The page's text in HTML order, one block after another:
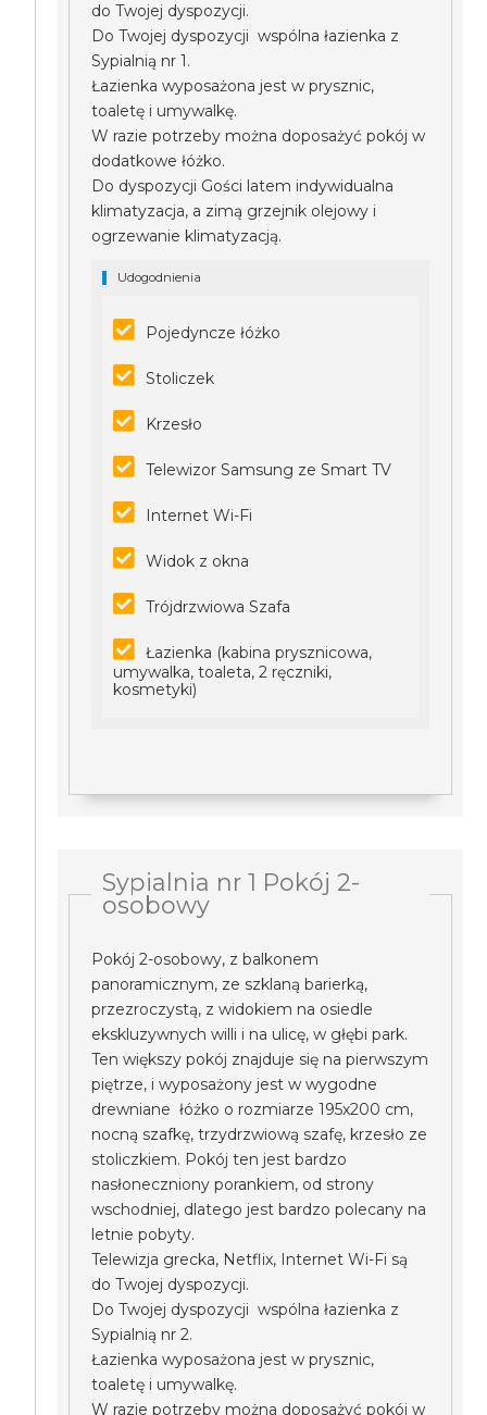
do Twojej dyspozycji.
Do Twojej dyspozycji wspólna łazienka z
Sypialnią nr 1.
Łazienka wyposażona jest w prysznic,
toaletę i umywalkę.
W razie potrzeby można doposażyć pokój w
dodatkowe łóżko.
Do dyspozycji Gości latem indywidualna
klimatyzacja, a zimą grzejnik olejowy i
ogrzewanie klimatyzacją.
Udogodnienia
Pojedyncze łóżko
Stoliczek
Krzesło
Telewizor Samsung ze Smart TV
Internet Wi-Fi
Widok z okna
Trójdrzwiowa Szafa
Łazienka (kabina prysznicowa,
umywalka, toaleta, 2 ręczniki,
kosmetyki)
Sypialnia nr 1 Pokój 2-
osobowy
Pokój 2-osobowy, z balkonem
panoramicznym, ze szklaną barierką,
przezroczystą, z widokiem na osiedle
ekskluzywnych willi i na ulicę, w głębi park.
Ten większy pokój znajduje się na pierwszym
piętrze, i wyposażony jest w wygodne
drewniane łóżko o rozmiarze 195x200 cm,
nocną szafkę, trzydrzwiową szafę, krzesło ze
stoliczkiem. Pokój ten jest bardzo
nasłoneczniony porankiem, od strony
wschodniej, dlatego jest bardzo polecany na
letnie pobyty.
Telewizja grecka, Netflix, Internet Wi-Fi są
do Twojej dyspozycji.
Do Twojej dyspozycji wspólna łazienka z
Sypialnią nr 2.
Łazienka wyposażona jest w prysznic,
toaletę i umywalkę.
W razie potrzeby można doposażyć pokój w